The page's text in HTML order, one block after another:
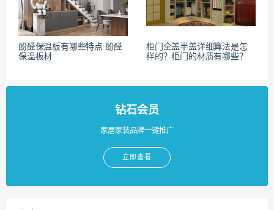
酚醛保温板有哪些特点 酚醛
保温板材
柜门全盖半盖详细算法是怎
样的？柜门的材质有哪些？
钻石会员
家居家装品牌一键推广
立即查看